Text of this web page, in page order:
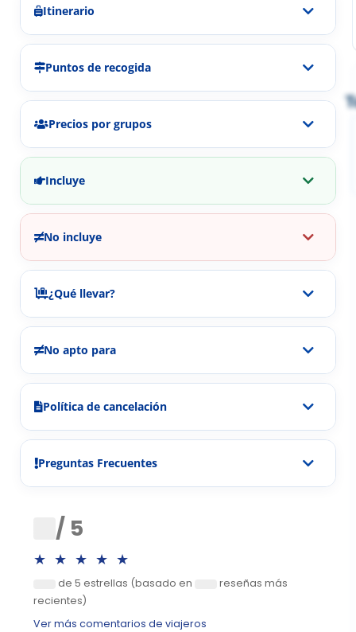
Itinerario
Puntos de recogida
Precios por grupos
Incluye
No incluye
¿Qué llevar?
No apto para
Política de cancelación
Preguntas Frecuentes
/ 5
★★★★★
de 5 estrellas (basado en
reseñas más
recientes)
Ver más comentarios de viajeros